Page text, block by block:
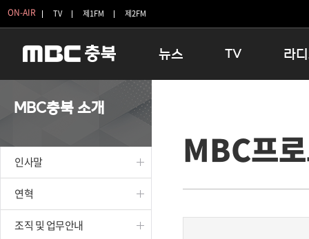
ON-AIR TV 제1FM 제2FM
뉴스
보은
TV
테마기행 길
전국시대
라
우리 고
라디오특
MBC충북 소개
인사말
연혁
조직 및 업무안내
MBC프